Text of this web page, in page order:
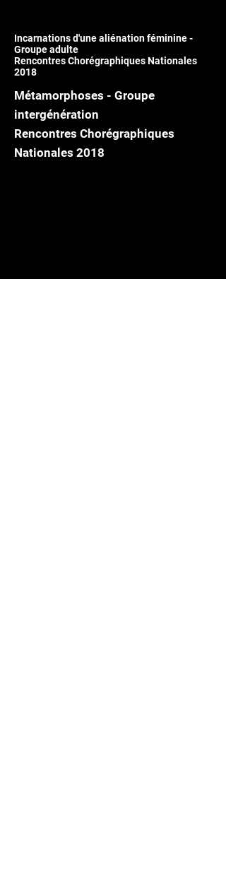
Incarnations d'une aliénation féminine -
Groupe adulte
Rencontres Chorégraphiques Nationales
2018
Métamorphoses - Groupe
intergénération
Rencontres Chorégraphiques
Nationales 2018